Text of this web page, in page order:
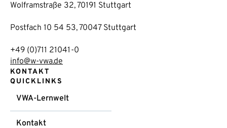
Wolframstraße 32, 70191 Stuttgart
Postfach 10 54 53, 70047 Stuttgart
+49 (0)711 21041-0
info@w-vwa.de
KONTAKT
QUICKLINKS
VWA-Lernwelt
Kontakt